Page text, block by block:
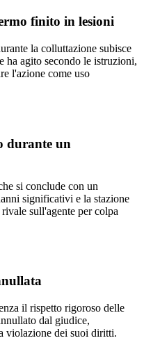
finito in lesioni
la colluttazione subisce
ha agito secondo le istruzioni,
l'azione come uso
durante un
si conclude con un
significativi e la stazione
sull'agente per colpa
il rispetto rigoroso delle
dal giudice,
violazione dei suoi diritti.